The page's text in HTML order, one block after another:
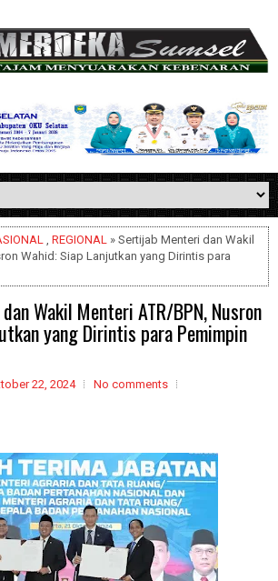
, REGIONAL » Sertijab Menteri dan Wakil
Wahid: Siap Lanjutkan yang Dirintis para
Wakil Menteri ATR/BPN, Nusron
yang Dirintis para Pemimpin
22, 2024 No comments